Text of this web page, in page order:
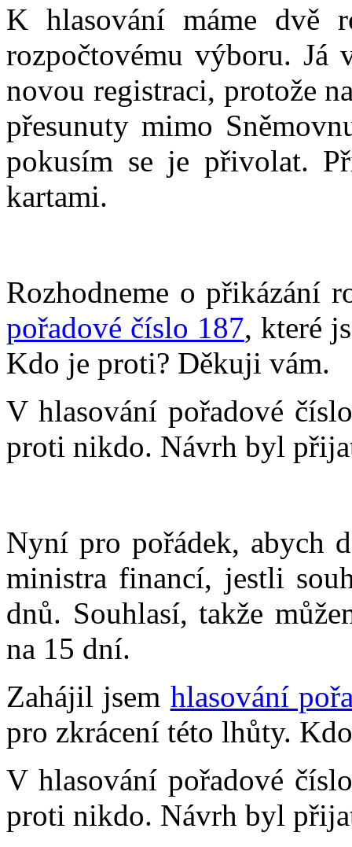
K hlasování máme dvě
rozpočtovému výboru. Já
novou registraci, protože
přesunuty mimo
pokusím se je přivolat.
kartami.
Rozhodneme o přikázání
pořadové číslo 187, které
Kdo je proti? Děkuji vám.
V hlasování pořadové
proti nikdo. Návrh byl
Nyní pro pořádek, abych
ministra financí, jestli
dnů. Souhlasí, takže
na 15 dní.
Zahájil jsem hlasování
pro zkrácení této lhůty.
V hlasování pořadové
proti nikdo. Návrh byl